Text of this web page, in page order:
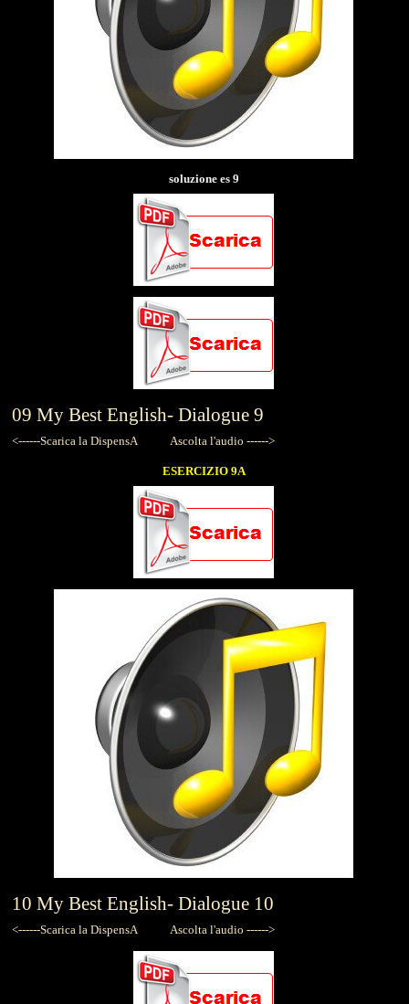
soluzione es 9
09 My Best English- Dialogue 9
<------Scarica la DispensA Ascolta l'audio ------>
ESERCIZIO 9A
10 My Best English- Dialogue 10
<------Scarica la DispensA Ascolta l'audio ------>